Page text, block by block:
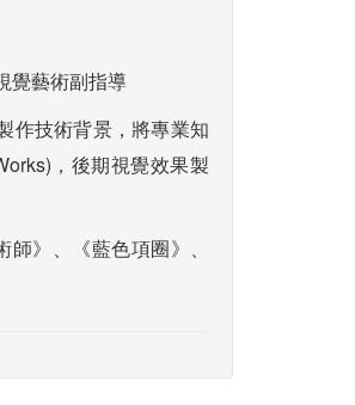
覺藝術副指導
作技術背景，將專業知
，後期視覺效果製
》、《藍色項圈》、